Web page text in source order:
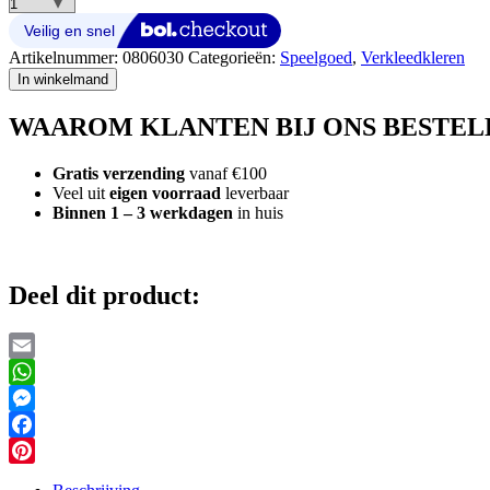
Bumba
Verkleedpak
Maat
98-
104
aantal
Artikelnummer: 0806030 Categorieën: Speelgoed, Verkleedkleren
In winkelmand
WAAROM KLANTEN BIJ ONS
Gratis verzending vanaf €100
Veel uit eigen voorraad leverbaar
Binnen 1 – 3 werkdagen in huis
Deel dit product:
Email
WhatsApp
Messenger
Facebook